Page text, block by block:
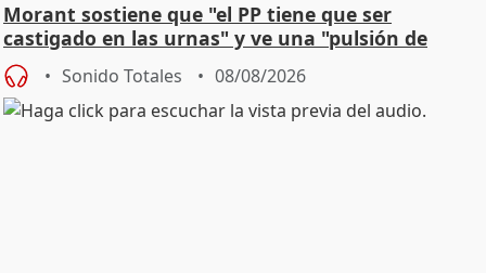
Morant sostiene que "el PP tiene que ser
castigado en las urnas" y ve una "pulsión de
cambio"
Sonido Totales 08/08/2026